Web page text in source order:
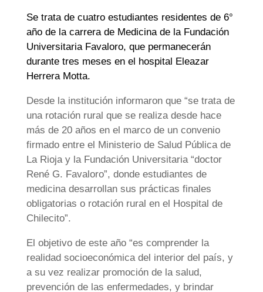
Se trata de cuatro estudiantes residentes de 6°
año de la carrera de Medicina de la Fundación
Universitaria Favaloro, que permanecerán
durante tres meses en el hospital Eleazar
Herrera Motta.
Desde la institución informaron que “se trata de
una rotación rural que se realiza desde hace
más de 20 años en el marco de un convenio
firmado entre el Ministerio de Salud Pública de
La Rioja y la Fundación Universitaria “doctor
René G. Favaloro”, donde estudiantes de
medicina desarrollan sus prácticas finales
obligatorias o rotación rural en el Hospital de
Chilecito”.
El objetivo de este año “es comprender la
realidad socioeconómica del interior del país, y
a su vez realizar promoción de la salud,
prevención de las enfermedades, y brindar